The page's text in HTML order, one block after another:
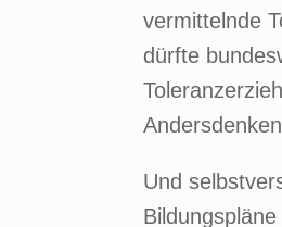
vermittelnde
dürfte
Und